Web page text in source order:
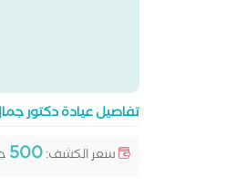
تفاصيل عيادة دكتور
سعر الكشف:500